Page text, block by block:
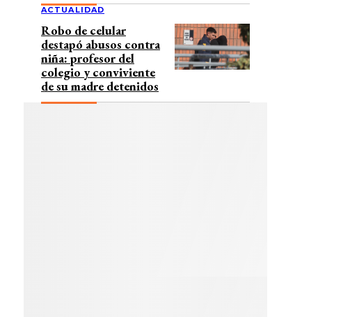
ACTUALIDAD
Robo de celular
destapó abusos contra
niña: profesor del
colegio y conviviente
de su madre detenidos